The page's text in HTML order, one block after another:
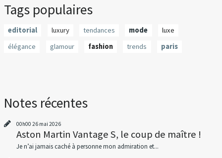
Tags populaires
editorial luxury tendances mode
luxe
élégance
glamour fashion trends paris
Notes récentes
00h00 26 mai 2026
Aston Martin Vantage S, le coup de maître !
Je n’ai jamais caché à personne mon admiration et...